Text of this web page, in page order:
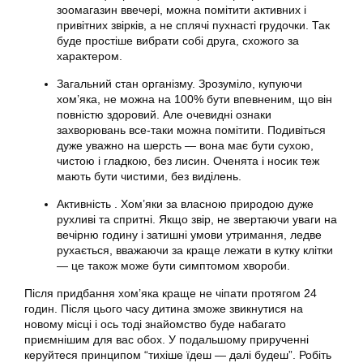
зоомагазин ввечері, можна помітити активних і
привітних звірків, а не сплячі пухнасті грудочки. Так
буде простіше вибрати собі друга, схожого за
характером.
Загальний стан організму. Зрозуміло, купуючи
хом’яка, не можна на 100% бути впевненим, що він
повністю здоровий. Але очевидні ознаки
захворювань все-таки можна помітити. Подивіться
дуже уважно на шерсть — вона має бути сухою,
чистою і гладкою, без лисин. Оченята і носик теж
мають бути чистими, без виділень.
Активність . Хом’яки за власною природою дуже
рухливі та спритні. Якщо звір, не звертаючи уваги на
вечірню годину і затишні умови утримання, ледве
рухається, вважаючи за краще лежати в кутку клітки
— це також може бути симптомом хвороби.
Після придбання хом’яка краще не чіпати протягом 24
годин. Після цього часу дитина зможе звикнутися на
новому місці і ось тоді знайомство буде набагато
приємнішим для вас обох. У подальшому прирученні
керуйтеся принципом “тихіше їдеш — далі будеш”. Робіть